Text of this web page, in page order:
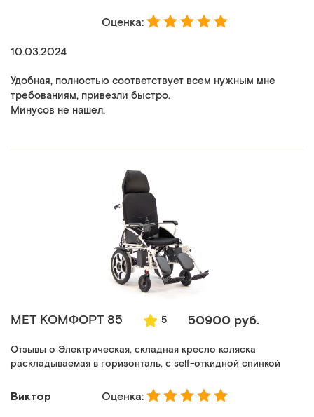
Оценка:
10.03.2024
Удобная, полностью соответствует всем нужным мне
требованиям, привезли быстро.
Минусов не нашел.
MET КОМФОРТ 85 5 50900 руб.
Отзывы о Электрическая, складная кресло коляска
раскладываемая в горизонталь, с self-откидной спинкой
Виктор Оценка: